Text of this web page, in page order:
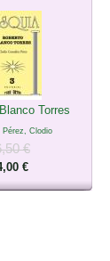
Torres
Pérez, Clodio
€
€